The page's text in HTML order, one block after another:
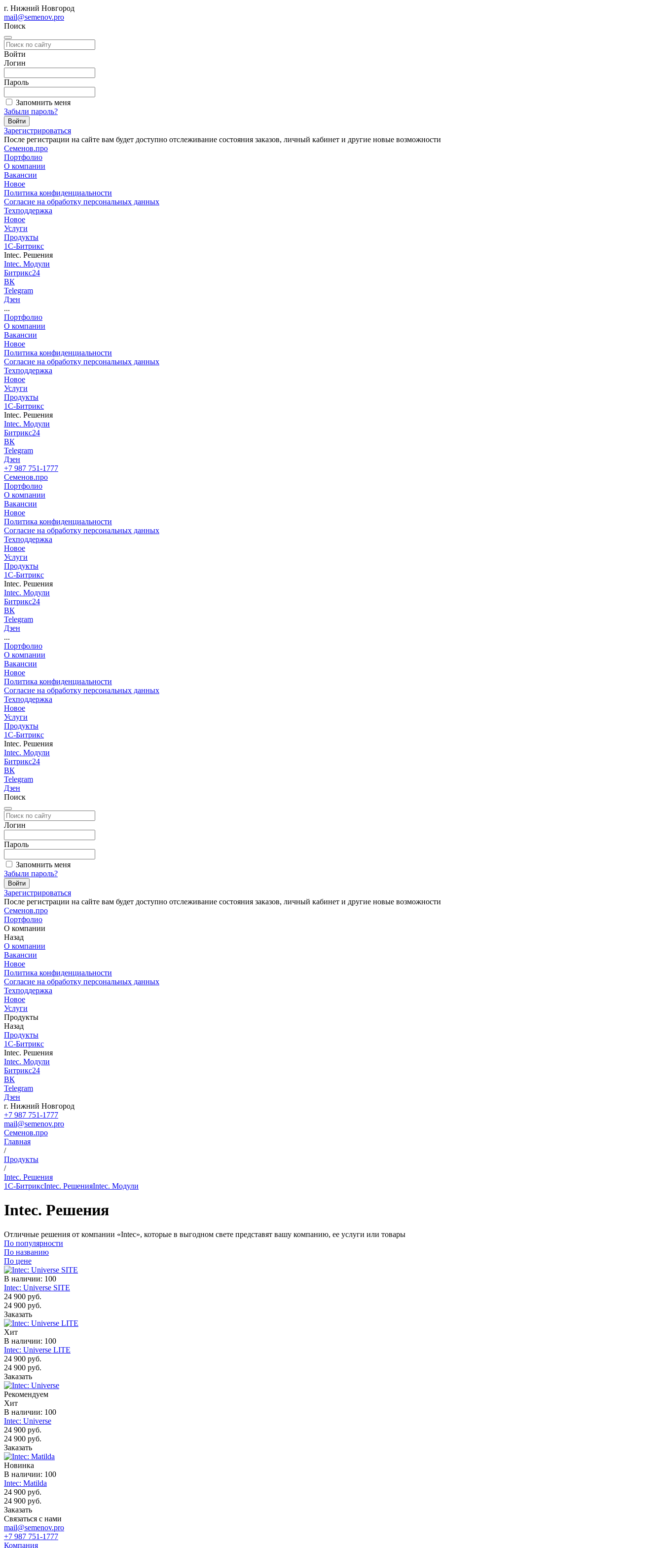
г. Нижний Новгород
mail@semenov.pro
Поиск
Войти
Логин
Пароль
Запомнить меня
Забыли пароль?
Зарегистрироваться
После регистрации на сайте вам будет доступно отслеживание состояния заказов, личный кабинет и другие новые возможности
Семенов.про
Портфолио
О компании
Вакансии
Новое
Политика конфиденциальности
Согласие на обработку персональных данных
Техподдержка
Новое
Услуги
Продукты
1С-Битрикс
Intec. Решения
Intec. Модули
Битрикс24
ВК
Telegram
Дзен
...
Портфолио
О компании
Вакансии
Новое
Политика конфиденциальности
Согласие на обработку персональных данных
Техподдержка
Новое
Услуги
Продукты
1С-Битрикс
Intec. Решения
Intec. Модули
Битрикс24
ВК
Telegram
Дзен
+7 987 751-1777
Семенов.про
Портфолио
О компании
Вакансии
Новое
Политика конфиденциальности
Согласие на обработку персональных данных
Техподдержка
Новое
Услуги
Продукты
1С-Битрикс
Intec. Решения
Intec. Модули
Битрикс24
ВК
Telegram
Дзен
...
Портфолио
О компании
Вакансии
Новое
Политика конфиденциальности
Согласие на обработку персональных данных
Техподдержка
Новое
Услуги
Продукты
1С-Битрикс
Intec. Решения
Intec. Модули
Битрикс24
ВК
Telegram
Дзен
Поиск
Логин
Пароль
Запомнить меня
Забыли пароль?
Зарегистрироваться
После регистрации на сайте вам будет доступно отслеживание состояния заказов, личный кабинет и другие новые возможности
Семенов.про
Портфолио
О компании
Назад
О компании
Вакансии
Новое
Политика конфиденциальности
Согласие на обработку персональных данных
Техподдержка
Новое
Услуги
Продукты
Назад
Продукты
1С-Битрикс
Intec. Решения
Intec. Модули
Битрикс24
ВК
Telegram
Дзен
г. Нижний Новгород
+7 987 751-1777
mail@semenov.pro
Семенов.про
Главная
/
Продукты
/
Intec. Решения
1С-БитриксIntec. РешенияIntec. Модули
Intec. Решения
Отличные решения от компании «Intec», которые в выгодном свете представят вашу компанию, ее услуги или товары
По популярности
По названию
По цене
В наличии: 100
Intec: Universe SITE
24 900 руб.
24 900 руб.
Заказать
Хит
В наличии: 100
Intec: Universe LITE
24 900 руб.
24 900 руб.
Заказать
Рекомендуем
Хит
В наличии: 100
Intec: Universe
24 900 руб.
24 900 руб.
Заказать
Новинка
В наличии: 100
Intec: Matilda
24 900 руб.
24 900 руб.
Заказать
Связаться с нами
mail@semenov.pro
+7 987 751-1777
Компания